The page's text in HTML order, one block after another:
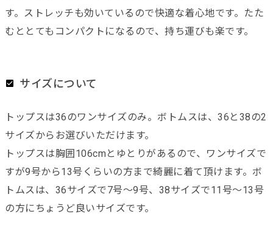
す。ストレッチも効いているので快適な着心地です。たた
むととてもコンパクトになるので、持ち運びも楽です。
サイズについて
トップスは36のワンサイズのみ。ボトムスは、36と38の2
サイズからお選びいただけます。
トップスは胸囲106cmとゆとりがあるので、ワンサイズで
すが9号から13号くらいの方まで綺麗に着て頂けます。ボ
トムスは、36サイズで7号～9号、38サイズで11号～13号
の方にちょうど良いサイズです。